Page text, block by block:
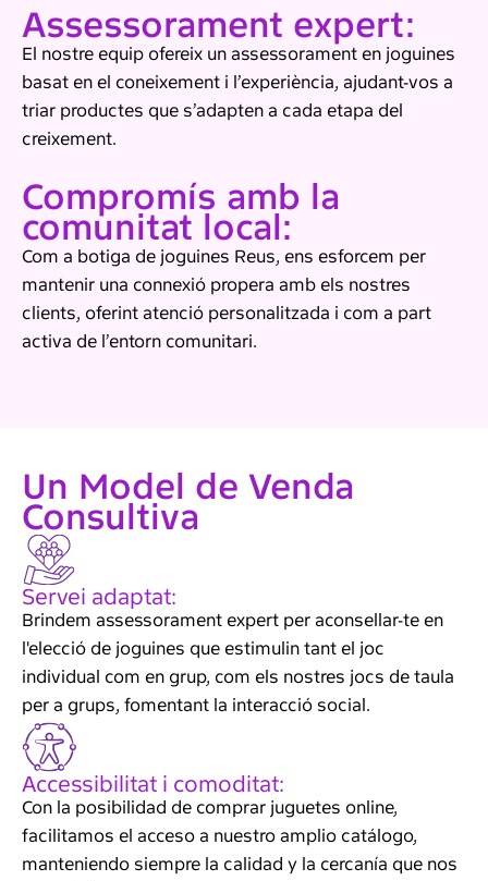
Assessorament expert:
El nostre equip ofereix un assessorament en joguines
basat en el coneixement i l’experiència, ajudant-vos a
triar productes que s’adapten a cada etapa del
creixement.
Compromís amb la
comunitat local:
Com a botiga de joguines Reus, ens esforcem per
mantenir una connexió propera amb els nostres
clients, oferint atenció personalitzada i com a part
activa de l’entorn comunitari.
Un Model de Venda
Consultiva
Servei adaptat:
Brindem assessorament expert per aconsellar-te en
l'elecció de joguines que estimulin tant el joc
individual com en grup, com els nostres jocs de taula
per a grups, fomentant la interacció social.
Accessibilitat i comoditat:
Con la posibilidad de comprar juguetes online,
facilitamos el acceso a nuestro amplio catálogo,
manteniendo siempre la calidad y la cercanía que nos